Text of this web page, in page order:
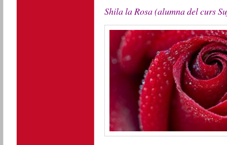
Shila la Rosa (alumna del curs